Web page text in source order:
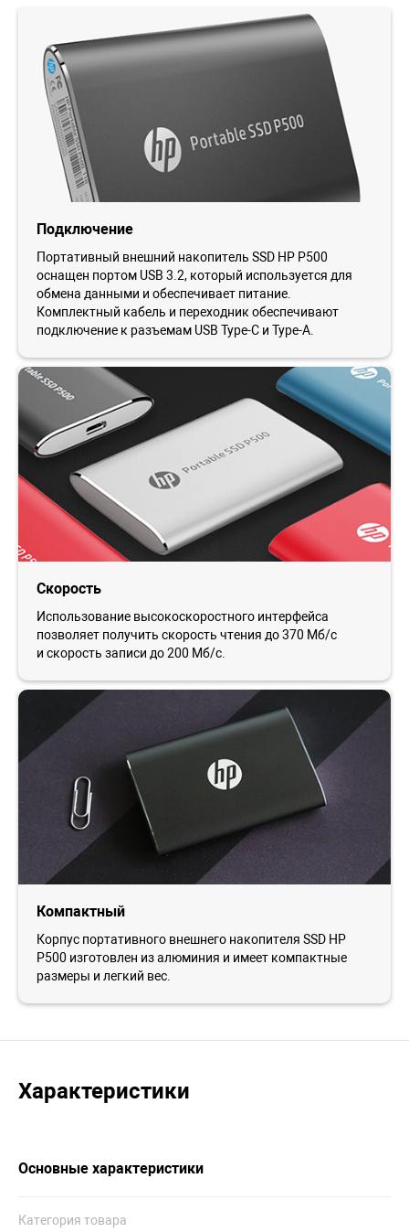
Подключение
Портативный внешний накопитель SSD HP P500
оснащен портом USB 3.2, который используется для
обмена данными и обеспечивает питание.
Комплектный кабель и переходник обеспечивают
подключение к разъемам USB Type-C и Type-A.
Скорость
Использование высокоскоростного интерфейса
позволяет получить скорость чтения до 370 Мб/с
и скорость записи до 200 Мб/с.
Компактный
Корпус портативного внешнего накопителя SSD HP
P500 изготовлен из алюминия и имеет компактные
размеры и легкий вес.
Характеристики
Основные характеристики
Категория товара